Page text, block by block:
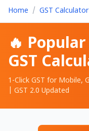
Home / GST Calculator
🔥
GST
1-Click GST for Mobile,
| GST 2.0 Updated